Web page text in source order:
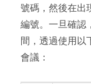
號碼，然後在出
編號。一旦確認
間，透過使用以
會議：